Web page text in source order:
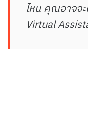
ไหน คุณอาจจ
Virtual